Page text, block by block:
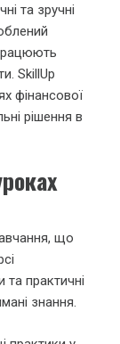
та зручні
SkillUp
фінансової
рішення в
що
та практичні
знання.